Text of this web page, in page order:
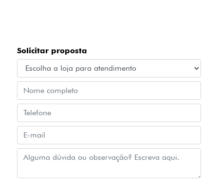
Solicitar proposta